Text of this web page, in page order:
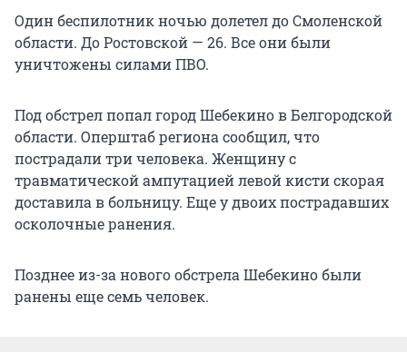
Один беспилотник ночью долетел до Смоленской
области. До Ростовской — 26. Все они были
уничтожены силами ПВО.
Под обстрел попал город Шебекино в Белгородской
области. Оперштаб региона сообщил, что
пострадали три человека. Женщину с
травматической ампутацией левой кисти скорая
доставила в больницу. Еще у двоих пострадавших
осколочные ранения.
Позднее из-за нового обстрела Шебекино были
ранены еще семь человек.